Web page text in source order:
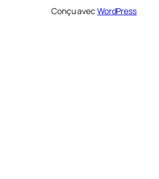
Conçu avec WordPress